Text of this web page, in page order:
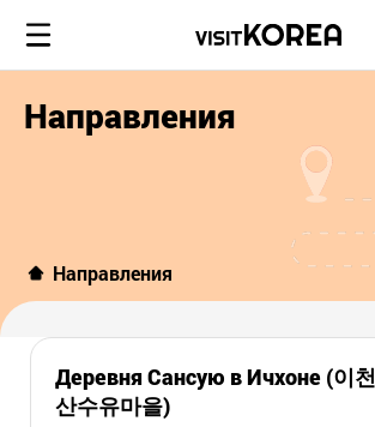
Направления
Направления
Деревня Сансую в Ичхоне (이천
산수유마을)